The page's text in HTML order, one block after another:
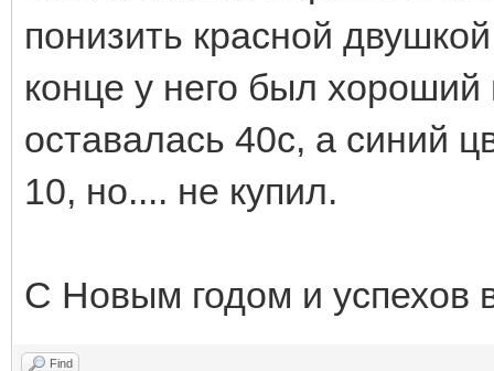
понизить красной
конце у него был
оставалась 40с, а синий
10, но.... не купил.
С Новым годом и успехов
Find